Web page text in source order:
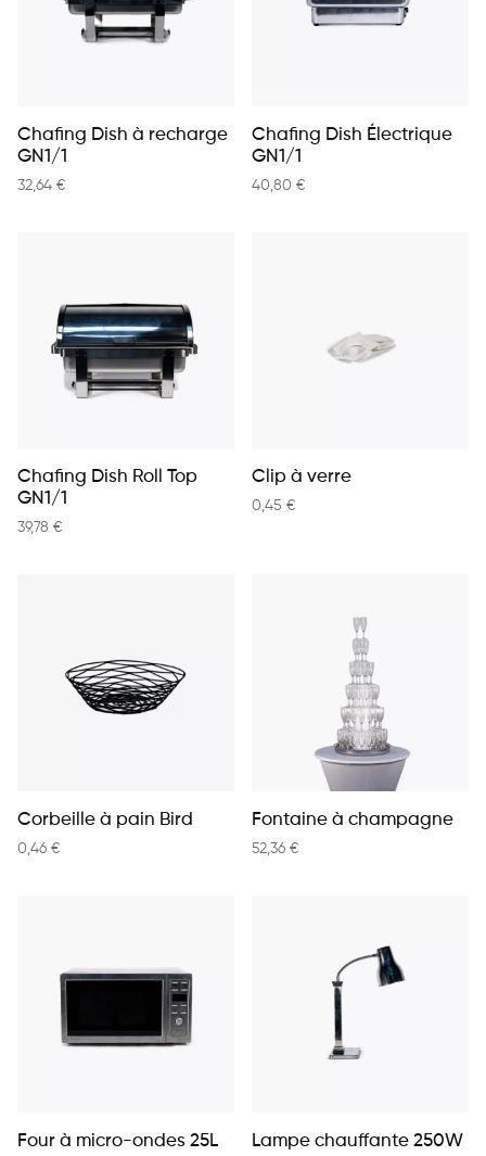
Chafing Dish à recharge
GN1/1
32,64 €
Chafing Dish Électrique
GN1/1
40,80 €
Chafing Dish Roll Top
GN1/1
39,78 €
Clip à verre
0,45 €
Corbeille à pain Bird
0,46 €
Fontaine à champagne
52,36 €
Four à micro-ondes 25L Lampe chauffante 250W